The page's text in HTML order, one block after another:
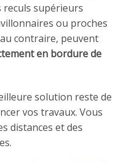
reculs supérieurs
ou proches
au contraire, peuvent
en bordure de
solution reste de
vos travaux. Vous
distances et des